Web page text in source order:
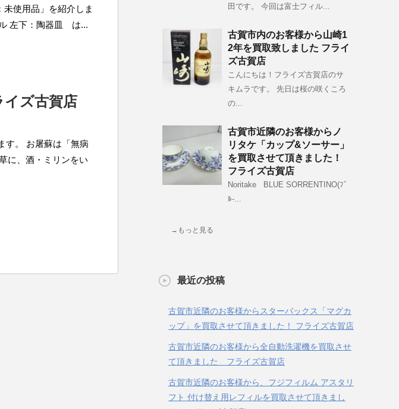
使用品」を紹介しま
左下：陶器皿 は...
ズ古賀店
。 お屠蘇は「無病
に、酒・ミリンをい
田です。 今回は富士フィル...
古賀市内のお客様から山崎1
2年を買取致しました フライ
ズ古賀店
こんにちは！フライズ古賀店のサ
キムラです。 先日は桜の咲くころ
の...
古賀市近隣のお客様からノ
リタケ「カップ&ソーサー」
を買取させて頂きました！
フライズ古賀店
Noritake BLUE SORRENTINO(ﾌﾞ
ﾙ-...
→もっと見る
最近の投稿
古賀市近隣のお客様からスターバックス「マグカ
ップ」を買取させて頂きました！ フライズ古賀店
古賀市近隣のお客様から全自動洗濯機を買取させ
て頂きました フライズ古賀店
古賀市近隣のお客様から、フジフィルム アスタリ
フト 付け替え用レフィルを買取させて頂きまし